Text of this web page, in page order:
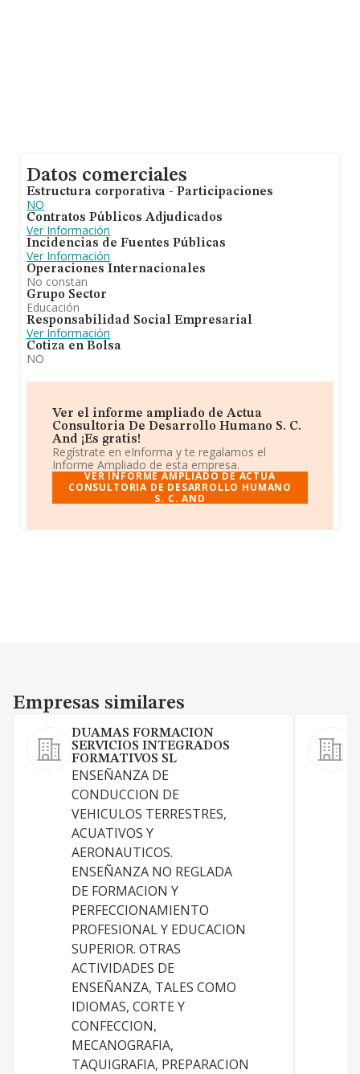
Datos comerciales
Estructura corporativa - Participaciones
NO
Contratos Públicos Adjudicados
Ver Información
Incidencias de Fuentes Públicas
Ver Información
Operaciones Internacionales
No constan
Grupo Sector
Educación
Responsabilidad Social Empresarial
Ver Información
Cotiza en Bolsa
NO
Ver el informe ampliado de Actua
Consultoria De Desarrollo Humano S. C.
And ¡Es gratis!
Regístrate en eInforma y te regalamos el
Informe Ampliado de esta empresa.
VER INFORME AMPLIADO DE ACTUA
CONSULTORIA DE DESARROLLO HUMANO
S. C. AND
Empresas similares
Empresas similares
DUAMAS FORMACION
SERVICIOS INTEGRADOS
FORMATIVOS SL
ENSEÑANZA DE
CONDUCCION DE
VEHICULOS TERRESTRES,
ACUATIVOS Y
AERONAUTICOS.
ENSEÑANZA NO REGLADA
DE FORMACION Y
PERFECCIONAMIENTO
PROFESIONAL Y EDUCACION
SUPERIOR. OTRAS
ACTIVIDADES DE
ENSEÑANZA, TALES COMO
IDIOMAS, CORTE Y
CONFECCION,
MECANOGRAFIA,
TAQUIGRAFIA, PREPARACION